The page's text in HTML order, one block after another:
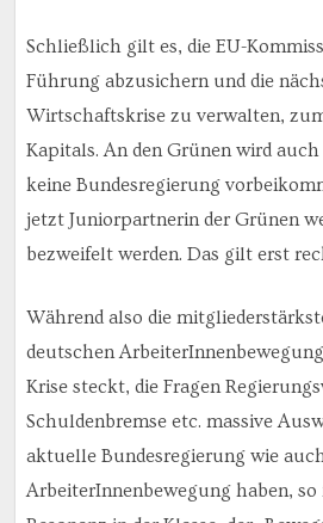
Schließlich gilt es, die EU-
Führung abzusichern und die
Wirtschaftskrise zu verwalten,
Kapitals. An den Grünen wird
keine Bundesregierung
jetzt Juniorpartnerin der Grünen
bezweifelt werden. Das gilt erst
Während also die
deutschen
Krise steckt, die Fragen
Schuldenbremse etc. massive
aktuelle Bundesregierung wie
ArbeiterInnenbewegung haben,